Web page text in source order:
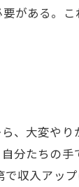
がある。こ
、大変やり
分たちの手
収入アッ